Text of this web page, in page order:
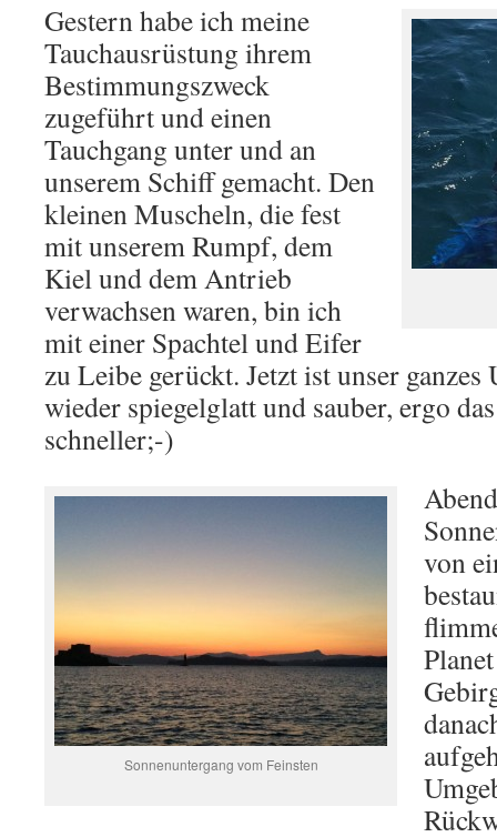
Gestern habe ich meine
Tauchausrüstung ihrem
Bestimmungszweck
zugeführt und einen
Tauchgang unter und an
unserem Schiff gemacht. Den
kleinen Muscheln, die fest
mit unserem Rumpf, dem
Kiel und dem Antrieb
verwachsen waren, bin ich
mit einer Spachtel und Eifer
zu Leibe gerückt. Jetzt ist unser ganzes
wieder spiegelglatt und sauber, ergo
schneller;-)
Sonnenuntergang vom Feinsten
von